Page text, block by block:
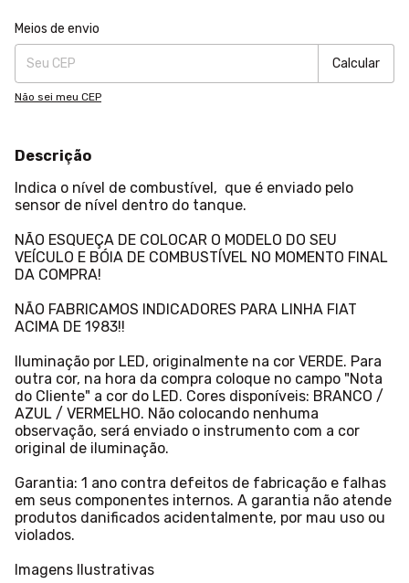
Entregas para o CEP:
Meios de envio
Calcular
Não sei meu CEP
Descrição
Indica o nível de combustível, que é enviado pelo
sensor de nível dentro do tanque.
NÃO ESQUEÇA DE COLOCAR O MODELO DO SEU
VEÍCULO E BÓIA DE COMBUSTÍVEL NO MOMENTO FINAL
DA COMPRA!
NÃO FABRICAMOS INDICADORES PARA LINHA FIAT
ACIMA DE 1983!!
Iluminação por LED, originalmente na cor VERDE. Para
outra cor, na hora da compra coloque no campo "Nota
do Cliente" a cor do LED. Cores disponíveis: BRANCO /
AZUL / VERMELHO. Não colocando nenhuma
observação, será enviado o instrumento com a cor
original de iluminação.
Garantia: 1 ano contra defeitos de fabricação e falhas
em seus componentes internos. A garantia não atende
produtos danificados acidentalmente, por mau uso ou
violados.
Imagens Ilustrativas